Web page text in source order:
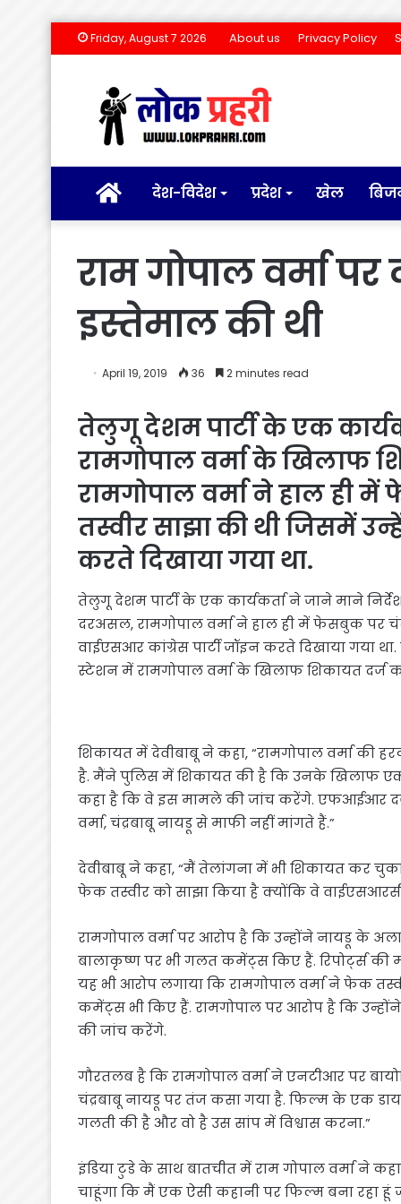
Friday, August 7 2026 About us Privacy Policy
होम देश-विदेश प्रदेश खेल
राम गोपाल वर्मा
इस्तेमाल की थी
April 19, 2019 36 2 minutes read
तेलुगू देशम पार्टी के एक
रामगोपाल वर्मा के खिलाफ
रामगोपाल वर्मा ने हाल ही
तस्वीर साझा की थी जिसमें
करते दिखाया गया था.
तेलुगू देशम पार्टी के एक कार्यकर्ता ने जाने माने
दरअसल, रामगोपाल वर्मा ने हाल ही में फेसबुक पर
वाईएसआर कांग्रेस पार्टी जॉइन करते दिखाया गया
स्टेशन में रामगोपाल वर्मा के खिलाफ शिकायत दर्ज
शिकायत में देवीबाबू ने कहा, “रामगोपाल वर्मा की
है. मैंने पुलिस में शिकायत की है कि उनके खिलाफ
कहा है कि वे इस मामले की जांच करेंगे. एफआईआर
वर्मा, चंद्रबाबू नायडू से माफी नहीं मांगते हैं.”
देवीबाबू ने कहा, “मैं तेलांगना में भी शिकायत कर
फेक तस्वीर को साझा किया है क्योंकि वे
रामगोपाल वर्मा पर आरोप है कि उन्होंने नायडू के
बालाकृष्ण पर भी गलत कमेंट्स किए हैं. रिपोर्ट्स
यह भी आरोप लगाया कि रामगोपाल वर्मा ने फेक
कमेंट्स भी किए हैं. रामगोपाल पर आरोप है कि
की जांच करेंगे.
गौरतलब है कि रामगोपाल वर्मा ने एनटीआर पर
चंद्रबाबू नायडू पर तंज कसा गया है. फिल्म के एक
गलती की है और वो है उस सांप में विश्वास करना.”
इंडिया टुडे के साथ बातचीत में राम गोपाल वर्मा ने
चाहूंगा कि मैं एक ऐसी कहानी पर फिल्म बना रहा